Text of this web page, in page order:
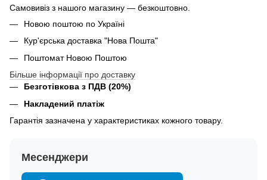
Самовивіз з нашого магазину — безкоштовно.
Новою поштою по Україні
Кур'єрська доставка "Нова Пошта"
Поштомат Новою Поштою
Більше інформації про доставку
Безготівкова з ПДВ (20%)
Накладений платіж
Гарантія зазначена у характеристиках кожного товару.
Месенджери